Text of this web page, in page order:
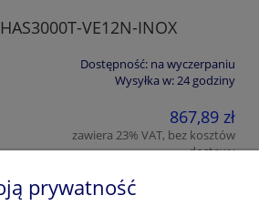
VE12N-INOX
Dostępność: na wyczerpaniu
Wysyłka w:24 godziny
867,89 zł
zawiera 23% VAT, bez kosztów
dostawy
prywatność